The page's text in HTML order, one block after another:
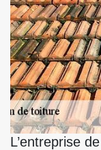
L’entreprise